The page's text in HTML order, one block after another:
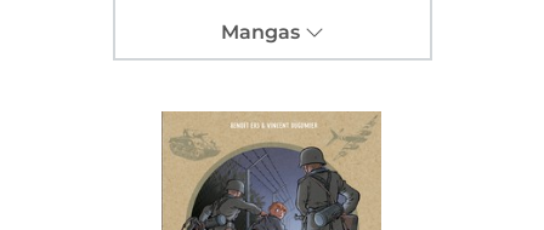
Mangas